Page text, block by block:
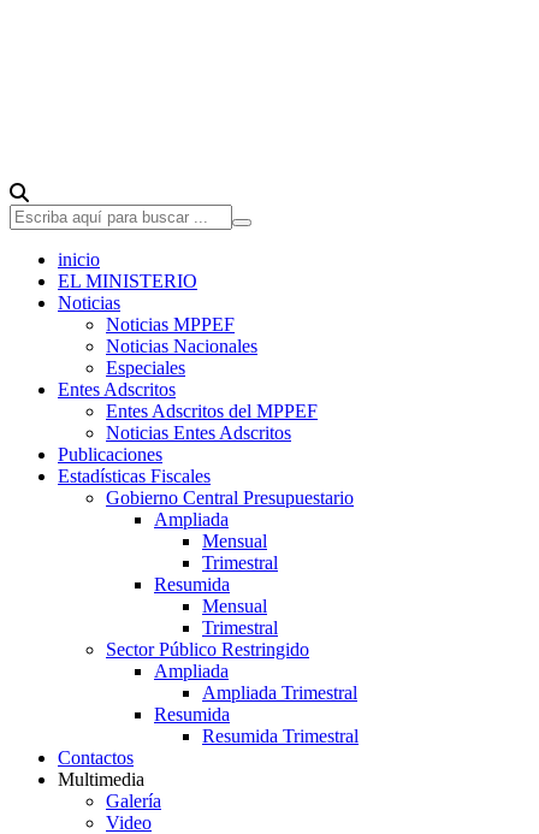
inicio
EL MINISTERIO
Noticias
Noticias MPPEF
Noticias Nacionales
Especiales
Entes Adscritos
Entes Adscritos del MPPEF
Noticias Entes Adscritos
Publicaciones
Estadísticas Fiscales
Gobierno Central Presupuestario
Ampliada
Mensual
Trimestral
Resumida
Mensual
Trimestral
Sector Público Restringido
Ampliada
Ampliada Trimestral
Resumida
Resumida Trimestral
Contactos
Multimedia
Galería
Video